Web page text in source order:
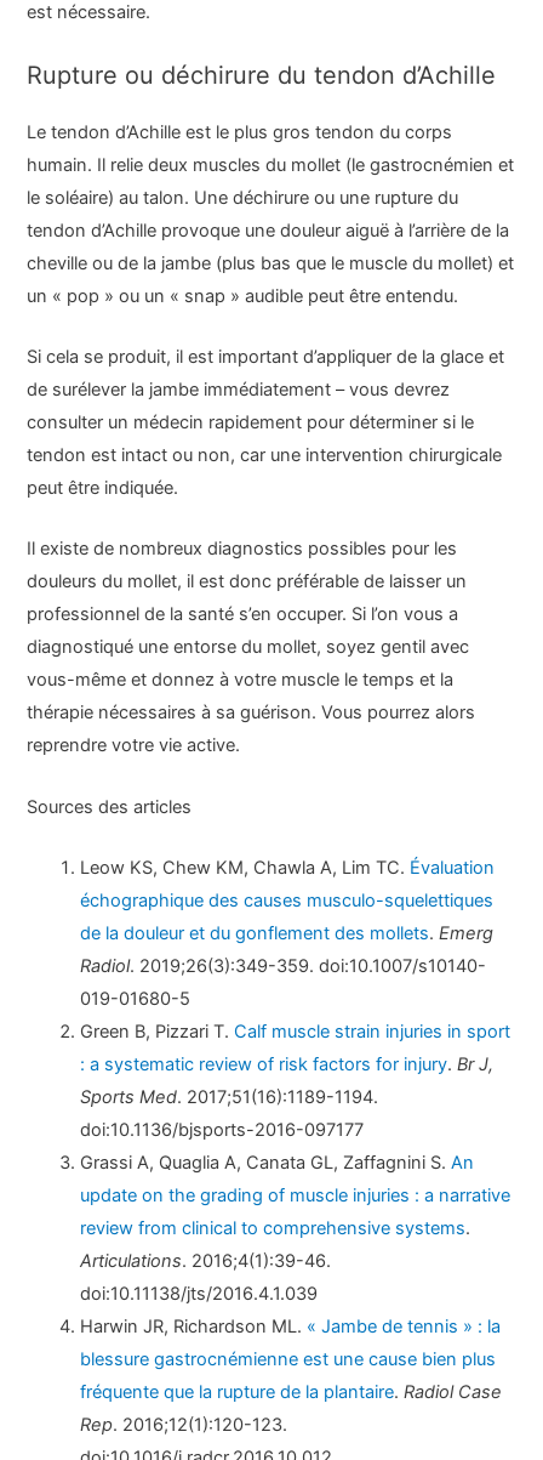
est nécessaire.
Rupture ou déchirure du tendon d’Achille
Le tendon d’Achille est le plus gros tendon du corps
humain. Il relie deux muscles du mollet (le gastrocnémien et
le soléaire) au talon. Une déchirure ou une rupture du
tendon d’Achille provoque une douleur aiguë à l’arrière de la
cheville ou de la jambe (plus bas que le muscle du mollet) et
un « pop » ou un « snap » audible peut être entendu.
Si cela se produit, il est important d’appliquer de la glace et
de surélever la jambe immédiatement – vous devrez
consulter un médecin rapidement pour déterminer si le
tendon est intact ou non, car une intervention chirurgicale
peut être indiquée.
Il existe de nombreux diagnostics possibles pour les
douleurs du mollet, il est donc préférable de laisser un
professionnel de la santé s’en occuper. Si l’on vous a
diagnostiqué une entorse du mollet, soyez gentil avec
vous-même et donnez à votre muscle le temps et la
thérapie nécessaires à sa guérison. Vous pourrez alors
reprendre votre vie active.
Sources des articles
Leow KS, Chew KM, Chawla A, Lim TC. Évaluation
échographique des causes musculo-squelettiques
de la douleur et du gonflement des mollets.Emerg
Radiol. 2019;26(3):349-359. doi:10.1007/s10140-
019-01680-5
Green B, Pizzari T.Calf muscle strain injuries in sport
: a systematic review of risk factors for injury.Br J,
Sports Med. 2017;51(16):1189-1194.
doi:10.1136/bjsports-2016-097177
Grassi A, Quaglia A, Canata GL, Zaffagnini S.An
update on the grading of muscle injuries : a narrative
review from clinical to comprehensive systems.
Articulations. 2016;4(1):39-46.
doi:10.11138/jts/2016.4.1.039
Harwin JR, Richardson ML. « Jambe de tennis » : la
blessure gastrocnémienne est une cause bien plus
fréquente que la rupture de la plantaire.Radiol Case
Rep. 2016;12(1):120-123.